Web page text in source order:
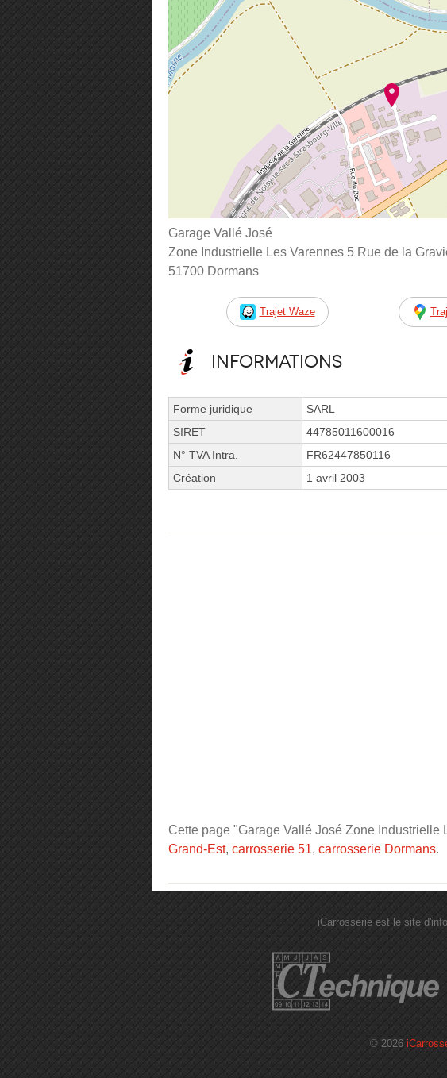
Garage Vallé José
Zone Industrielle Les Varennes 5 Rue de la
51700 Dormans
Trajet Waze
Informations
Forme juridique
SARL
SIRET
44785011600016
N° TVA Intra.
FR62447850116
Création
1 avril 2003
Cette page "Garage Vallé José Zone
Grand-Est, carrosserie 51, carrosserie Dormans.
iCarrosserie est le site
© 2026